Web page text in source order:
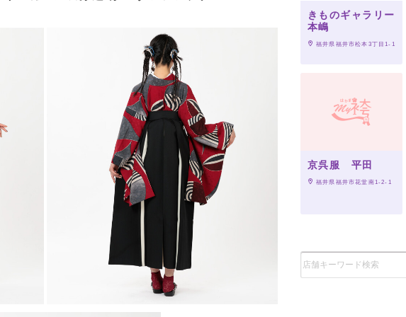
きものギャラリー
本嶋
福井県福井市松本3丁目1-1
京呉服 平田
福井県福井市花堂南1-2-1